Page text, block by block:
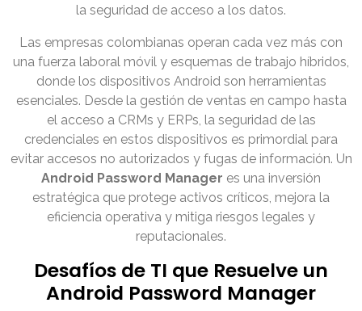
la seguridad de acceso a los datos.
Las empresas colombianas operan cada vez más con
una fuerza laboral móvil y esquemas de trabajo híbridos,
donde los dispositivos Android son herramientas
esenciales. Desde la gestión de ventas en campo hasta
el acceso a CRMs y ERPs, la seguridad de las
credenciales en estos dispositivos es primordial para
evitar accesos no autorizados y fugas de información. Un
Android Password Manager es una inversión
estratégica que protege activos críticos, mejora la
eficiencia operativa y mitiga riesgos legales y
reputacionales.
Desafíos de TI que Resuelve un
Android Password Manager